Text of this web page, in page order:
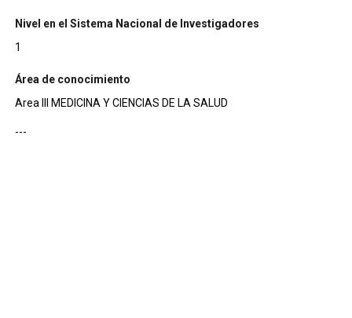
Nivel en el Sistema Nacional de Investigadores
1
Área de conocimiento
Area III MEDICINA Y CIENCIAS DE LA SALUD
---